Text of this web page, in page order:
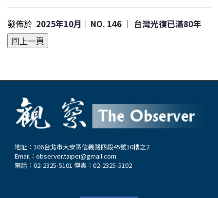
發佈於 2025年10月｜NO. 146 │ 台灣光復已滿80年
地址：106台北市大安區信義路四段45號10樓之2
Email： observer.taipei@gmail.com
電話：02-2325-5101 傳真：02-2325-5102